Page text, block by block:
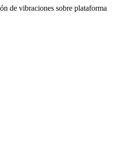
de vibraciones sobre plataforma